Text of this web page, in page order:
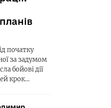
початку
за задумом
бойові дії
крок…